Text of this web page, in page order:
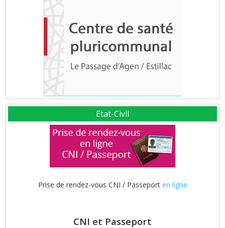
Etat-Civil
Prise de rendez-vous CNI / Passeport en ligne
CNI et Passeport